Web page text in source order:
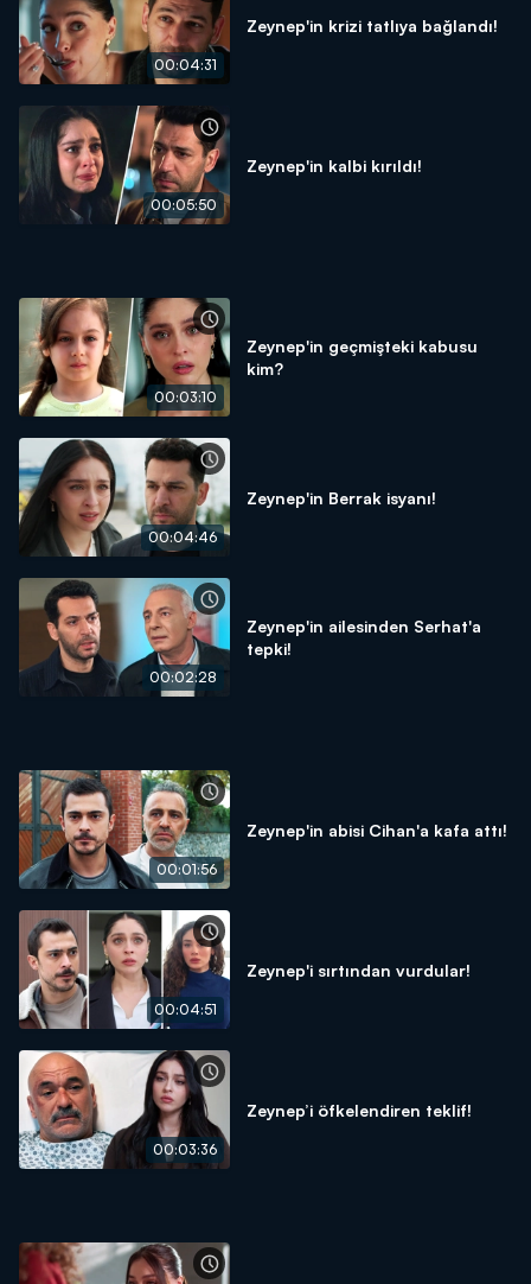
00:04:31
Zeynep'in krizi tatlıya bağlandı!
00:05:50
Zeynep'in kalbi kırıldı!
00:03:10
Zeynep'in geçmişteki kabusu
kim?
00:04:46
Zeynep'in Berrak isyanı!
00:02:28
Zeynep'in ailesinden Serhat'a
tepki!
00:01:56
Zeynep'in abisi Cihan'a kafa attı!
00:04:51
Zeynep'i sırtından vurdular!
00:03:36
Zeynep’i öfkelendiren teklif!